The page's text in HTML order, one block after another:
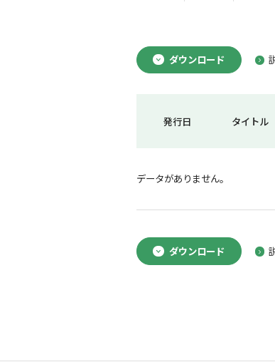
ダウンロード
発行日 タイトル
データがありません。
ダウンロード